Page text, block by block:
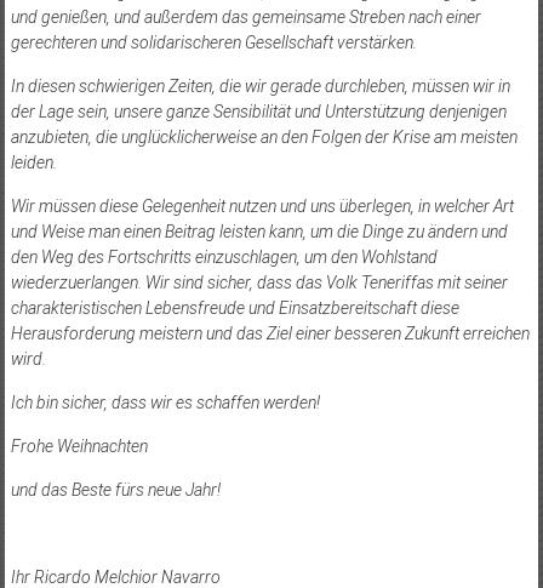
und genießen, und außerdem das gemeinsame Streben nach einer
gerechteren und solidarischeren Gesellschaft verstärken.
In diesen schwierigen Zeiten, die wir gerade durchleben, müssen wir in
der Lage sein, unsere ganze Sensibilität und Unterstützung denjenigen
anzubieten, die unglücklicherweise an den Folgen der Krise am meisten
leiden.
Wir müssen diese Gelegenheit nutzen und uns überlegen, in welcher Art
und Weise man einen Beitrag leisten kann, um die Dinge zu ändern und
den Weg des Fortschritts einzuschlagen, um den Wohlstand
wiederzuerlangen. Wir sind sicher, dass das Volk Teneriffas mit seiner
charakteristischen Lebensfreude und Einsatzbereitschaft diese
Herausforderung meistern und das Ziel einer besseren Zukunft erreichen
wird.
Ich bin sicher, dass wir es schaffen werden!
Frohe Weihnachten
und das Beste fürs neue Jahr!
Ihr Ricardo Melchior Navarro